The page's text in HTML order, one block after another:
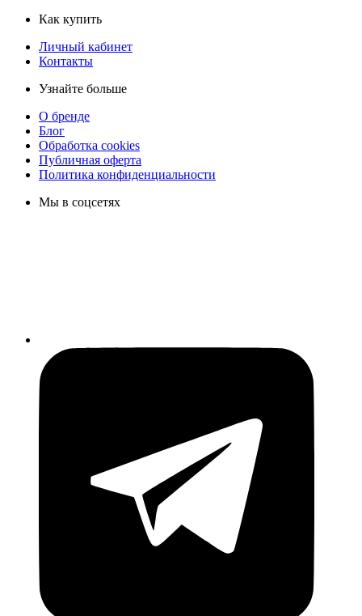
Как купить
Личный кабинет
Контакты
Узнайте больше
О бренде
Блог
Обработка cookies
Публичная оферта
Политика конфиденциальности
Мы в соцсетях